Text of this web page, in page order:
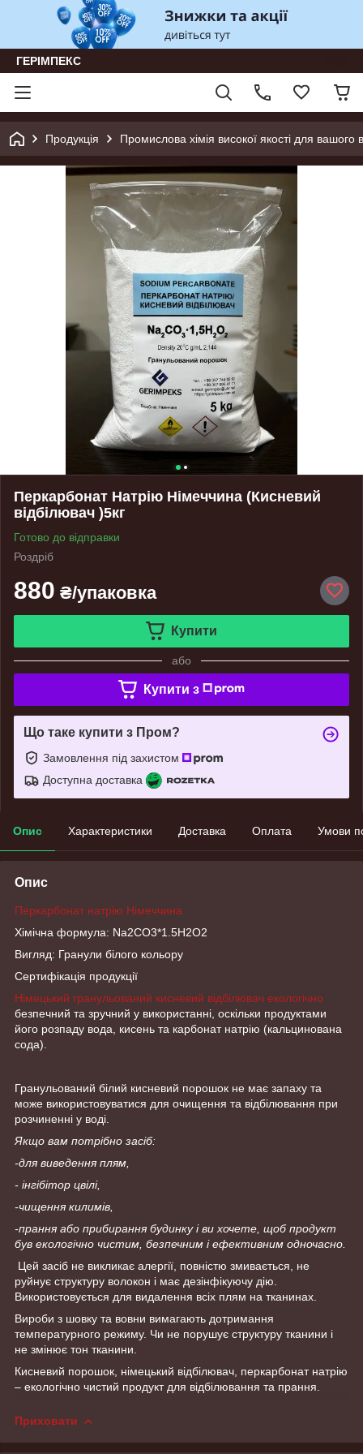
ГЕРІМПЕКС
Продукція Промислова хімія високої якості для вашого
Перкарбонат Натрію Німеччина (Кисневий
відбілювач )5кг
Готово до відправки
Роздріб
880 ₴/упаковка
Купити
або
Купити з
Що таке купити з Пром?
Замовлення під захистом
Доступна доставка
Опис Характеристики Доставка Оплата Умови
Опис
Перкарбонат натрію Німеччина
Хімічна формула: Na2CO3*1.5H2O2
Вигляд: Гранули білого кольору
Сертифікація продукції
Німецький гранульований кисневий відбілювач екологічно
безпечний та зручний у використанні, оскільки продуктами
його розпаду вода, кисень та карбонат натрію (кальцинована
сода).
Гранульований білий кисневий порошок не має запаху та
може використовуватися для очищення та відбілювання при
розчиненні у воді.
Якщо вам потрібно засіб:
-для виведення плям,
- інгібітор цвілі,
-чищення килимів,
-прання або прибирання будинку і ви хочете, щоб продукт
був екологічно чистим, безпечним і ефективним одночасно.
Цей засіб не викликає алергії, повністю змивається, не
руйнує структуру волокон і має дезінфікуючу дію.
Використовується для видалення всіх плям на тканинах.
Вироби з шовку та вовни вимагають дотримання
температурного режиму. Чи не порушує структуру тканини і
не змінює тон тканини.
Кисневий порошок, німецький відбілювач, перкарбонат натрію
– екологічно чистий продукт для відбілювання та прання.
Приховати